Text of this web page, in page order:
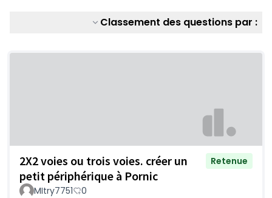
Classement des questions par :
2X2 voies ou trois voies. créer un
petit périphérique à Pornic
Retenue
MItry7751 0